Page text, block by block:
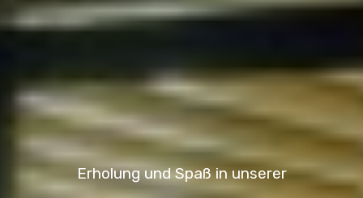
Erholung und Spaß in unserer